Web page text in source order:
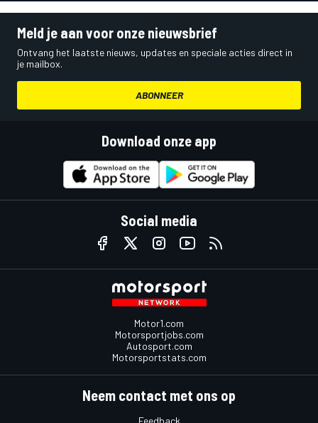
Meld je aan voor onze nieuwsbrief
Ontvang het laatste nieuws, updates en speciale acties direct in
je mailbox.
ABONNEER
Download onze app
Social media
Motor1.com
Motorsportjobs.com
Autosport.com
Motorsportstats.com
Neem contact met ons op
Feedback